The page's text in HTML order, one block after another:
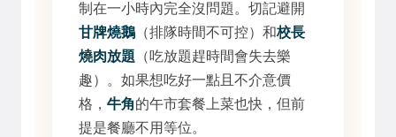
制在一小時內完全沒問題。切記避開
甘牌燒鵝 （排隊時間不可控）和校長
燒肉放題 （吃放題趕時間會失去樂
趣）。如果想吃好一點且不介意價
格， 牛角的午市套餐上菜也快，但前
提是餐廳不用等位。